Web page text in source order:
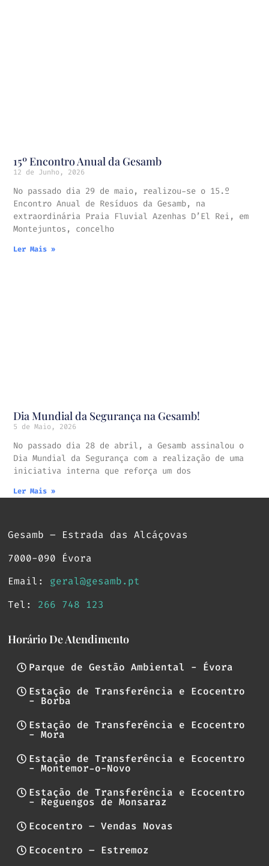
15º Encontro Anual da Gesamb
12 de Junho, 2026
No passado dia 29 de maio, realizou-se o 15.º
Encontro Anual de Resíduos da Gesamb, na
extraordinária Praia Fluvial Azenhas D’El Rei, em
Montejuntos, concelho
Ler Mais »
Dia Mundial da Segurança na Gesamb!
5 de Maio, 2026
No passado dia 28 de abril, a Gesamb assinalou o
Dia Mundial da Segurança com a realização de uma
iniciativa interna que reforça um dos
Ler Mais »
Gesamb – Estrada das Alcáçovas
7000-090 Évora
Email: geral@gesamb.pt
Tel: 266 748 123
Horário De Atendimento
Parque de Gestão Ambiental - Évora
Estação de Transferência e Ecocentro
- Borba
Estação de Transferência e Ecocentro
- Mora
Estação de Transferência e Ecocentro
- Montemor-o-Novo
Estação de Transferência e Ecocentro
- Reguengos de Monsaraz
Ecocentro – Vendas Novas
Ecocentro – Estremoz